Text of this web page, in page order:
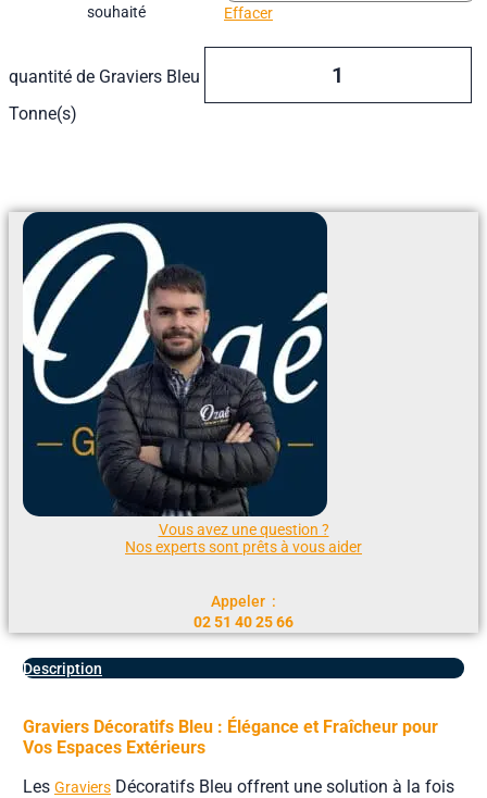
souhaité
Effacer
quantité de Graviers Bleu
Tonne(s)
Vous avez une question ?
Nos experts sont prêts à vous aider
Appeler :
02 51 40 25 66
Description
Graviers Décoratifs Bleu : Élégance et Fraîcheur pour
Vos Espaces Extérieurs
Les GraviersDécoratifs Bleu offrent une solution à la fois